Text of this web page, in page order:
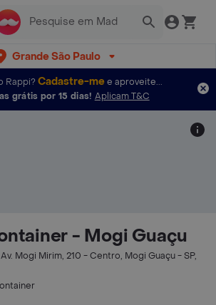
Grande São Paulo
Rappi? Cadastre-mee aproveite...
grátis por 15 dias! Aplicam T&C
- Mogi Guaçu
Mogi Mirim, 210 - Centro, Mogi Guaçu - SP,